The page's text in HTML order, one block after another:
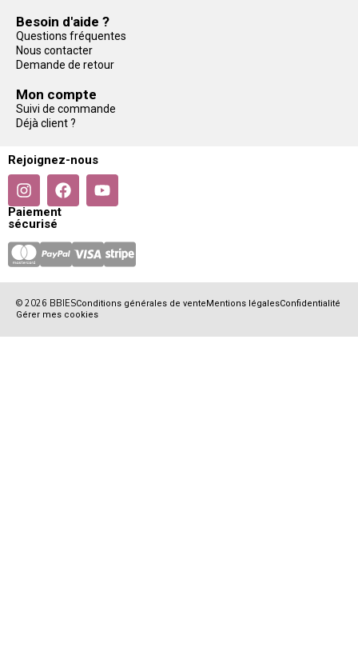
Besoin d'aide ?
Questions fréquentes
Nous contacter
Demande de retour
Mon compte
Suivi de commande
Déjà client ?
Rejoignez-nous
Paiement
sécurisé
© 2026 BBIESConditions générales de vente Mentions légalesConfidentialité
Gérer mes cookies